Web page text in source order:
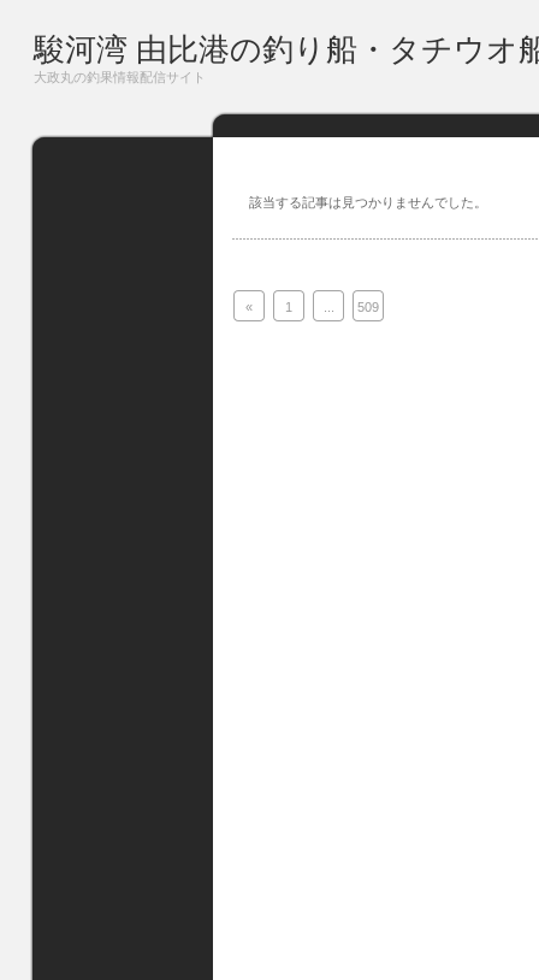
駿河湾 由比港の釣り船・タチウオ
大政丸の釣果情報配信サイト
該当する記事は見つかりませんでした。
« 1 509